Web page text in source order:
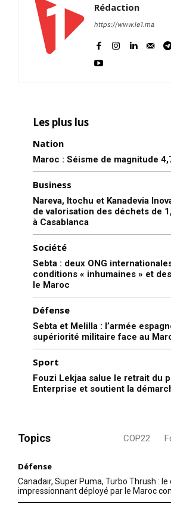
Rédaction
https://www.le1.ma
Les plus lus
Nation
Maroc : Séisme de magnitude
Business
Nareva, Itochu et Kanadevia
de valorisation des déchets de
à Casablanca
Société
Sebta : deux ONG
conditions « inhumaines » et
le Maroc
Défense
Sebta et Melilla : l’armée
supériorité militaire face au
Sport
Fouzi Lekjaa salue le retrait du
Enterprise et soutient la
Topics COP22
Défense
Canadair, Super Puma, Turbo Thrush :
impressionnant déployé par le Maroc